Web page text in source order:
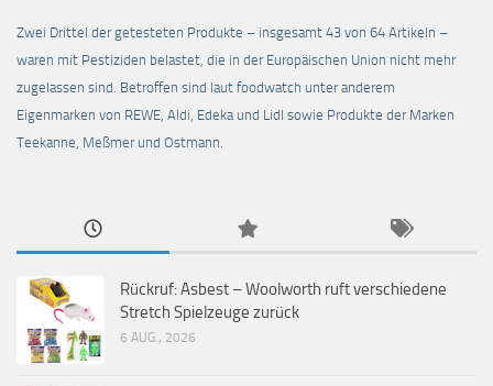
Zwei Drittel der getesteten Produkte – insgesamt 43 von 64 Artikeln –
waren mit Pestiziden belastet, die in der Europäischen Union nicht mehr
zugelassen sind. Betroffen sind laut foodwatch unter anderem
Eigenmarken von REWE, Aldi, Edeka und Lidl sowie Produkte der Marken
Teekanne, Meßmer und Ostmann.
Rückruf: Asbest – Woolworth ruft verschiedene
Stretch Spielzeuge zurück
6 AUG., 2026